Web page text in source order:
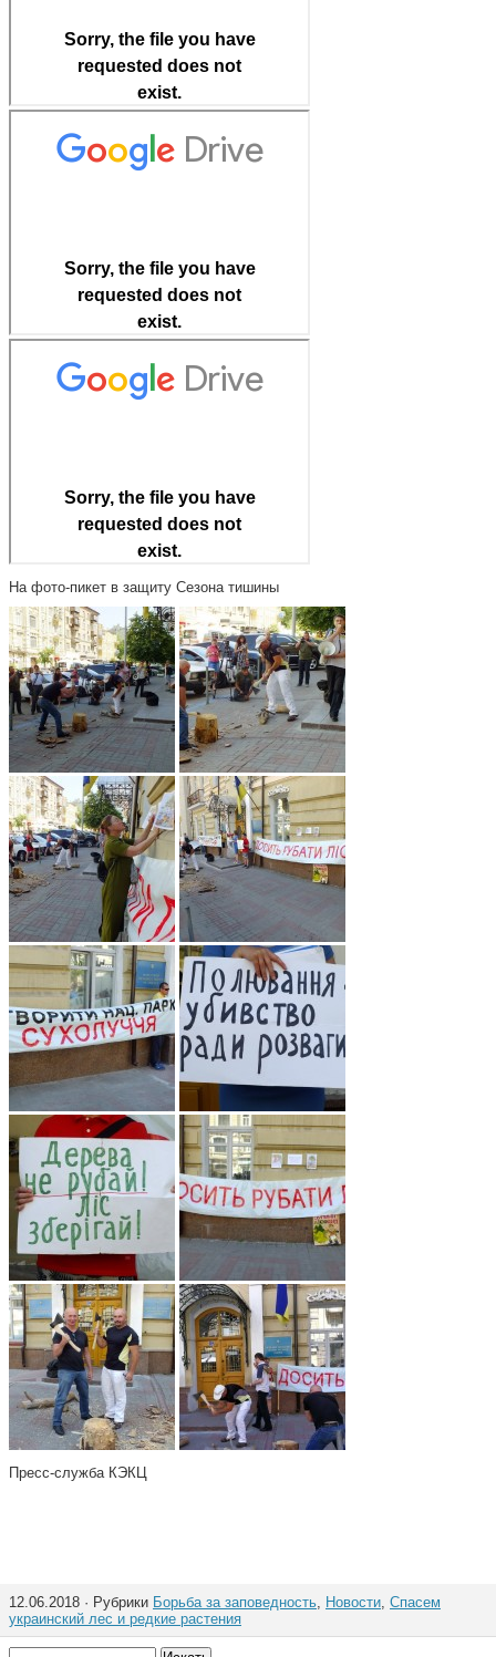
На фото-пикет в защиту Сезона тишины
Пресс-служба КЭКЦ
12.06.2018 · Рубрики Борьба за заповедность, Новости, Спасем
украинский лес и редкие растения